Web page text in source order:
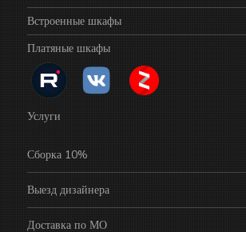
Встроенные шкафы
Платяные шкафы
Услуги
Сборка 10%
Выезд дизайнера
Доставка по МО